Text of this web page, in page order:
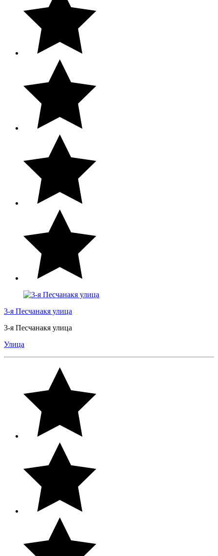
3-я Песчанакя улица
3-я Песчанакя улица
Улица